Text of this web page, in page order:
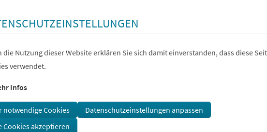
die Nutzung dieser Website erklären Sie sich damit einverstanden, dass diese
verwendet.
Infos
notwendige Cookies
Datenschutzeinstellungen anpassen
Cookies akzeptieren